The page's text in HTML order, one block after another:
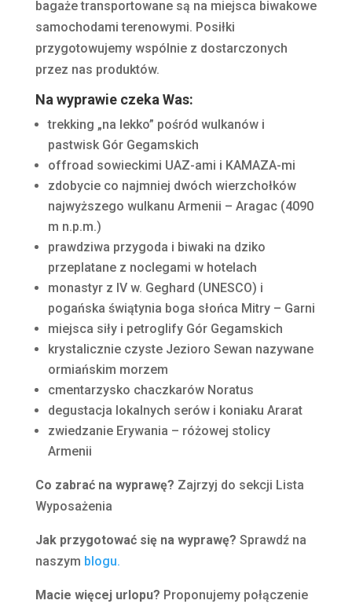
bagaże transportowane są na miejsca biwakowe
samochodami terenowymi. Posiłki
przygotowujemy wspólnie z dostarczonych
przez nas produktów.
Na wyprawie czeka Was:
trekking „na lekko” pośród wulkanów i
pastwisk Gór Gegamskich
offroad sowieckimi UAZ-ami i KAMAZA-mi
zdobycie co najmniej dwóch wierzchołków
najwyższego wulkanu Armenii – Aragac (4090
m n.p.m.)
prawdziwa przygoda i biwaki na dziko
przeplatane z noclegami w hotelach
monastyr z IV w. Geghard (UNESCO) i
pogańska świątynia boga słońca Mitry – Garni
miejsca siły i petroglify Gór Gegamskich
krystalicznie czyste Jezioro Sewan nazywane
ormiańskim morzem
cmentarzysko chaczkarów Noratus
degustacja lokalnych serów i koniaku Ararat
zwiedzanie Erywania – różowej stolicy
Armenii
Co zabrać na wyprawę? Zajrzyj do sekcji Lista
Wyposażenia
Jak przygotować się na wyprawę? Sprawdź na
naszym blogu.
Macie więcej urlopu? Proponujemy połączenie